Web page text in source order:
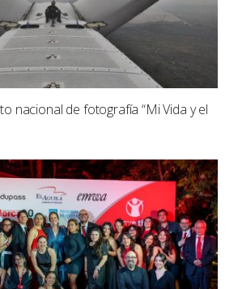
nacional de fotografía “Mi Vida y el